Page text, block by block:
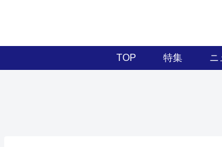
TOP 特集 ニ